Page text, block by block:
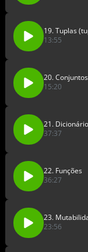
19. Tuplas
13:55
20.
15:20
21.
37:37
22. Funções
36:27
23.
23:56